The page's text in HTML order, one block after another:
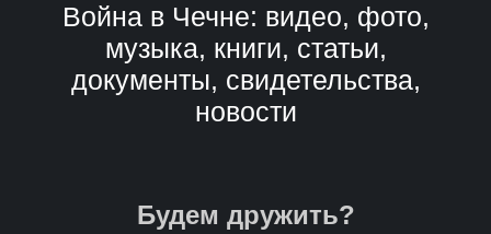
Война в Чечне: видео, фото,
музыка, книги, статьи,
документы, свидетельства,
новости
Будем дружить?